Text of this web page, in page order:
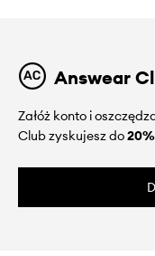
Answear
Załóż konto i
Club zyskujesz do20%